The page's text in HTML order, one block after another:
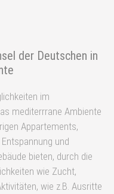
der Deutschen in
im
mediterrrane Ambiente
Appartements,
und
bieten, durch die
wie Zucht,
wie z.B. Ausritte